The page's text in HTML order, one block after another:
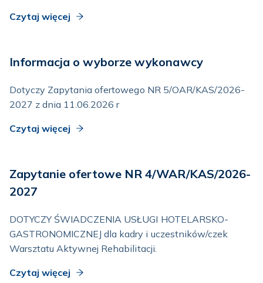
Czytaj więcej
Informacja o wyborze wykonawcy
Dotyczy Zapytania ofertowego NR 5/OAR/KAS/2026-
2027 z dnia 11.06.2026 r
Czytaj więcej
Zapytanie ofertowe NR 4/WAR/KAS/2026-
2027
DOTYCZY ŚWIADCZENIA USŁUGI HOTELARSKO-
GASTRONOMICZNEJ dla kadry i uczestników/czek
Warsztatu Aktywnej Rehabilitacji.
Czytaj więcej